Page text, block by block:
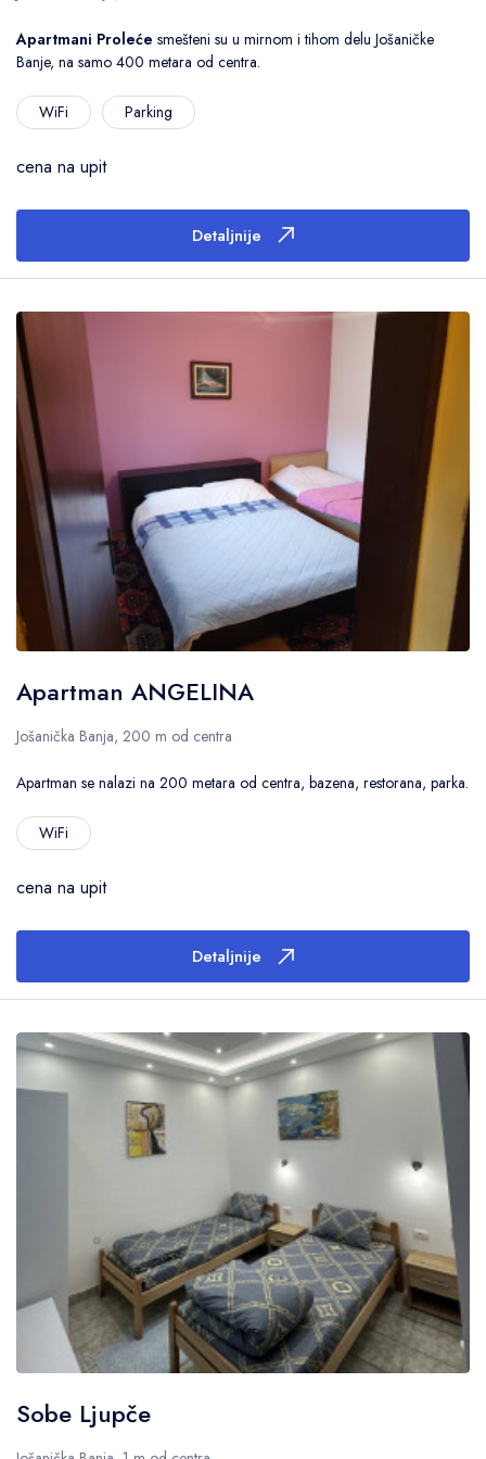
Primeni filtere
Apartmani Proleće smešteni su u mirnom i tihom delu Jošaničke
Banje, na samo 400 metara od centra.
WiFi Parking
cena na upit
Detaljnije
Apartman ANGELINA
Jošanička Banja, 200 m od centra
Apartman se nalazi na 200 metara od centra, bazena, restorana, parka.
WiFi
cena na upit
Detaljnije
Sobe Ljupče